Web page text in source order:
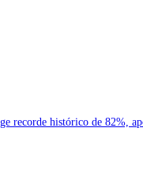
recorde histórico de 82%,